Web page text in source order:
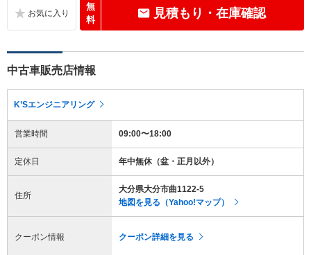
無
料
見積もり・在庫確認
中古車販売店情報
K’Sエンジニアリング
営業時間 09:00〜18:00
定休日 年中無休（盆・正月以外）
住所
大分県大分市曲1122-5
地図を見る（Yahoo!マップ）
クーポン情報 クーポン詳細を見る